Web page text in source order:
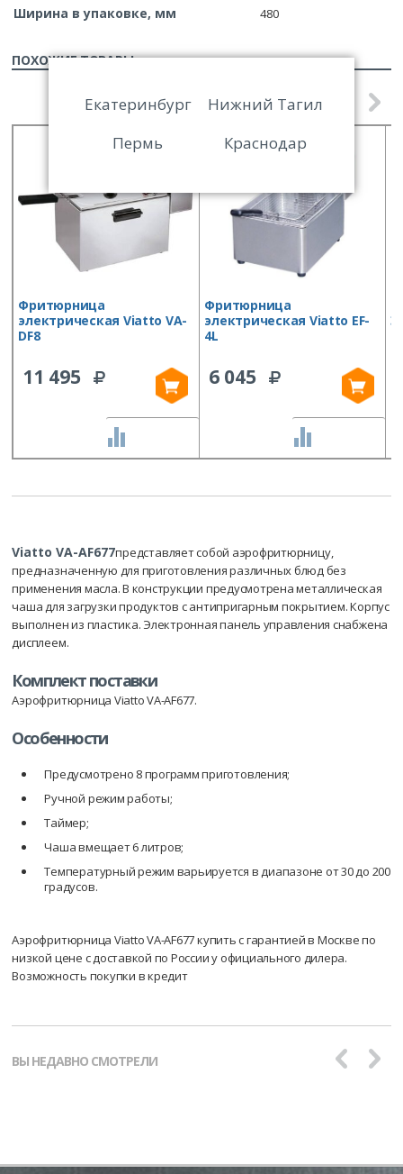
Ширина в упаковке, мм 480
ПОХОЖИЕ ТОВАРЫ
Фритюрница
электрическая Viatto VA-
DF8
11 495
Фритюрница
электрическая Viatto EF-
4L
6 045
Viatto VA-AF677представляет собой аэрофритюрницу,
предназначенную для приготовления различных блюд без
применения масла. В конструкции предусмотрена металлическая
чаша для загрузки продуктов с антипригарным покрытием. Корпус
выполнен из пластика. Электронная панель управления снабжена
дисплеем.
Комплект поставки
Аэрофритюрница Viatto VA-AF677.
Особенности
Предусмотрено 8 программ приготовления;
Ручной режим работы;
Таймер;
Чаша вмещает 6 литров;
Температурный режим варьируется в диапазоне от 30 до 200
градусов.
Аэрофритюрница Viatto VA-AF677 купить с гарантией в Москве по
низкой цене с доставкой по России у официального дилера.
Возможность покупки в кредит
ВЫ НЕДАВНО СМОТРЕЛИ
Екатеринбург
Нижний Тагил
Пермь
Краснодар